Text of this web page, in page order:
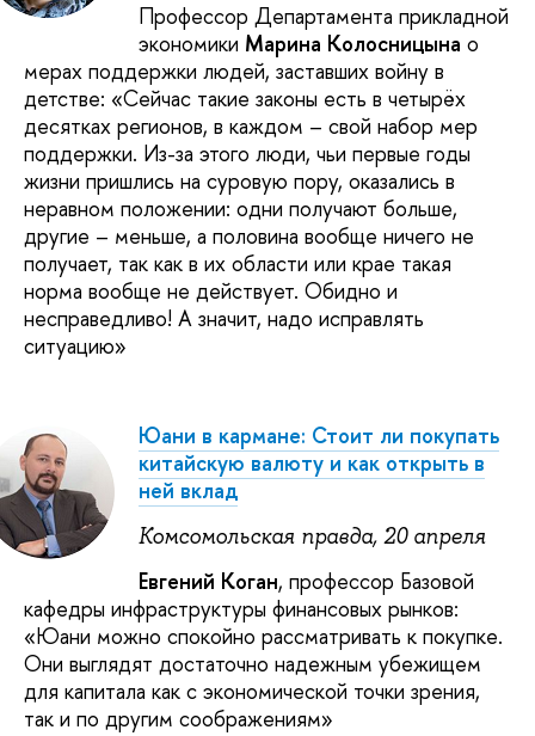
Профессор Департамента прикладной
экономики Марина Колосницына о
мерах поддержки людей, заставших войну в
детстве: «Сейчас такие законы есть в четырёх
десятках регионов, в каждом – свой набор мер
поддержки. Из-за этого люди, чьи первые годы
жизни пришлись на суровую пору, оказались в
неравном положении: одни получают больше,
другие – меньше, а половина вообще ничего не
получает, так как в их области или крае такая
норма вообще не действует. Обидно и
несправедливо! А значит, надо исправлять
ситуацию»
Юани в кармане: Стоит ли покупать
китайскую валюту и как открыть в
ней вклад
Комсомольская правда, 20 апреля
Евгений Коган, профессор Базовой
кафедры инфраструктуры финансовых рынков:
«Юани можно спокойно рассматривать к покупке.
Они выглядят достаточно надежным убежищем
для капитала как с экономической точки зрения,
так и по другим соображениям»